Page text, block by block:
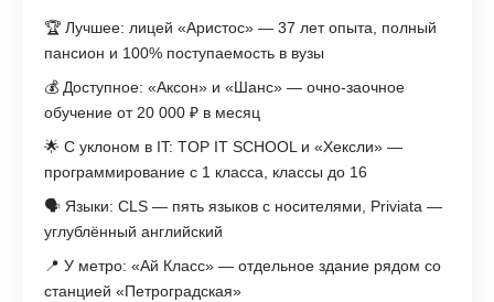
🏆 Лучшее: лицей «Аристос» — 37 лет опыта, полный
пансион и 100% поступаемость в вузы
💰 Доступное: «Аксон» и «Шанс» — очно-заочное
обучение от 20 000 ₽ в месяц
🌟 С уклоном в IT: TOP IT SCHOOL и «Хексли» —
программирование с 1 класса, классы до 16
🗣️ Языки: CLS — пять языков с носителями, Priviata —
углублённый английский
📍 У метро: «Ай Класс» — отдельное здание рядом со
станцией «Петроградская»